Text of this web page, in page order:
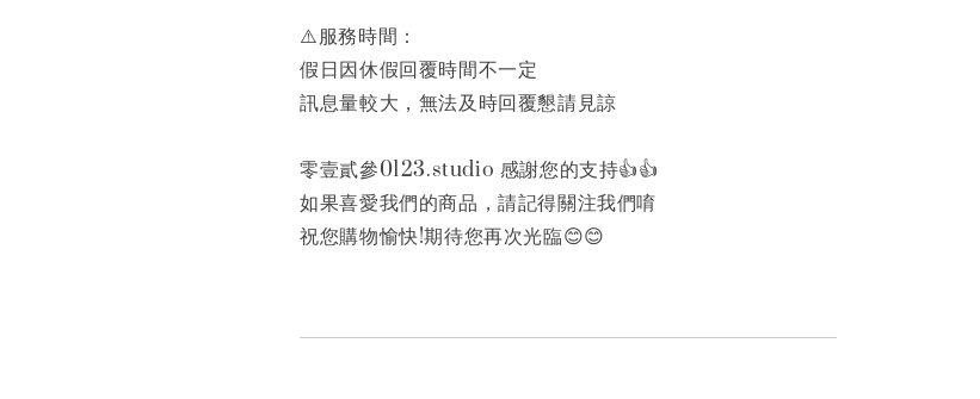
⚠️服務時間：
假日因休假回覆時間不一定
訊息量較大，無法及時回覆懇請見諒
零壹貳參0123.studio 感謝您的支持👍️👍️
如果喜愛我們的商品，請記得關注我們唷
祝您購物愉快!期待您再次光臨😊😊